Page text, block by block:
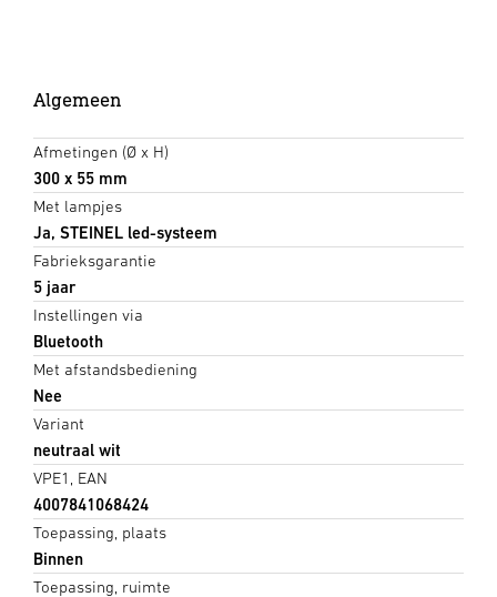
Algemeen
Afmetingen (Ø x H)
300 x 55 mm
Met lampjes
Ja, STEINEL led-systeem
Fabrieksgarantie
5 jaar
Instellingen via
Bluetooth
Met afstandsbediening
Nee
Variant
neutraal wit
VPE1, EAN
4007841068424
Toepassing, plaats
Binnen
Toepassing, ruimte